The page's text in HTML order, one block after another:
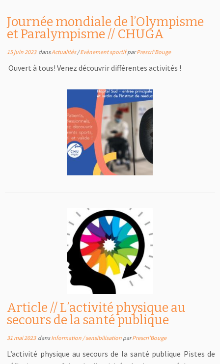
Journée mondiale de l’Olympisme
et Paralympisme // CHUGA
15 juin 2023dansActualités/Evènement sportifparPrescri'Bouge
Ouvert à tous! Venez découvrir différentes activités !
Article // L’activité physique au
secours de la santé publique
31 mai 2023dansInformation / sensibilisation parPrescri'Bouge
L’activité physique au secours de la santé publique Pistes de